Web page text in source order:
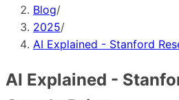
Blog/
2025/
AI Explained - Stanford
AI Explained -